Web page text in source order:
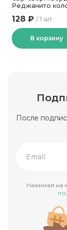
Реджанито
Дары 50гр
1 шт
128 ₽
В корзину
После
Нажимая на